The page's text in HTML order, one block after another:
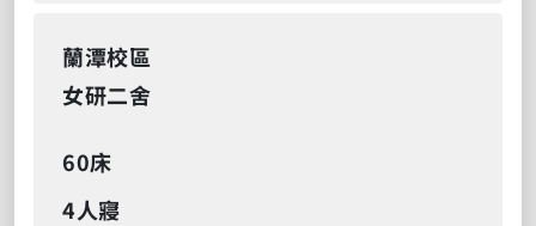
蘭潭校區
女研二舍
60床
4人寢